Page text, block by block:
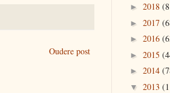
Oudere post
► 2018
► 2017
► 2016
► 2015
► 2014
▼ 2013